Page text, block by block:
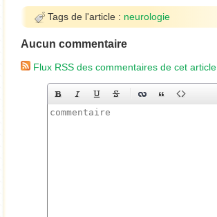
Tags de l'article : neurologie
Aucun commentaire
Flux RSS des commentaires de cet article